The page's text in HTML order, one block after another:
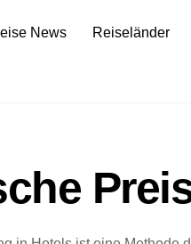
News Reiseländer